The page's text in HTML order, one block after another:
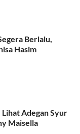
Berlalu,
Hasim
Lihat Adegan Syur
Maisella